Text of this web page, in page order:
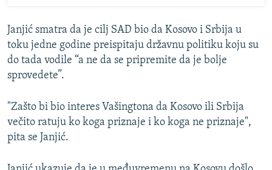
Janjić smatra da je cilj SAD bio da Kosovo i Srbija u
toku jedne godine preispitaju državnu politiku koju su
do tada vodile “a ne da se pripremite da je bolje
sprovedete”.
"Zašto bi bio interes Vašingtona da Kosovo ili Srbija
večito ratuju ko koga priznaje i ko koga ne priznaje",
pita se Janjić.